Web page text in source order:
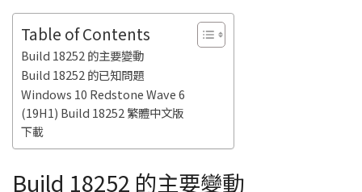
Table of Contents
Build 18252 的主要變動
Build 18252 的已知問題
Windows 10 Redstone Wave 6
(19H1) Build 18252 繁體中文版
下載
Build 18252 的主要變動